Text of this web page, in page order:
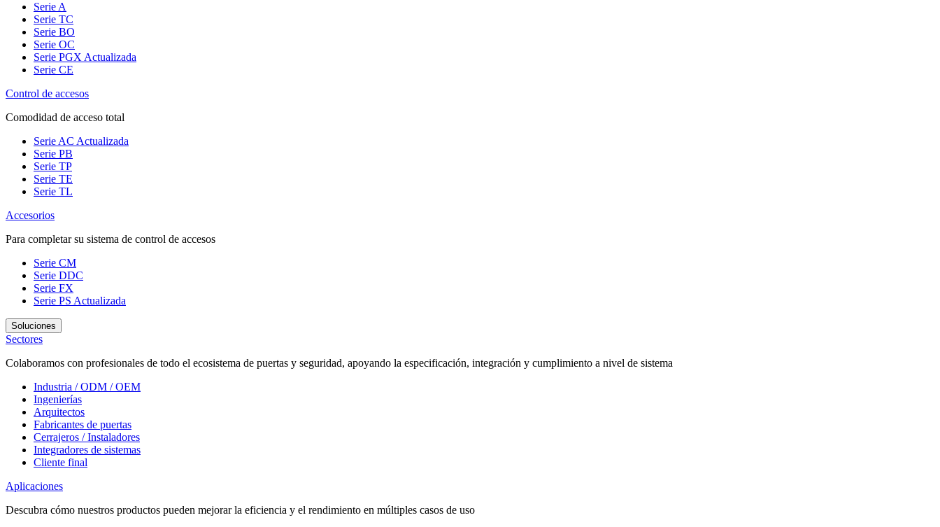
Serie A
Serie TC
Serie BO
Serie OC
Serie PGX Actualizada
Serie CE
Control de accesos
Comodidad de acceso total
Serie AC Actualizada
Serie PB
Serie TP
Serie TE
Serie TL
Accesorios
Para completar su sistema de control de accesos
Serie CM
Serie DDC
Serie FX
Serie PS Actualizada
Soluciones
Sectores
Colaboramos con profesionales de todo el ecosistema de puertas y seguridad, apoyando la especificación, integración y cumplimiento a nivel de sistema
Industria / ODM / OEM
Ingenierías
Arquitectos
Fabricantes de puertas
Cerrajeros / Instaladores
Integradores de sistemas
Cliente final
Aplicaciones
Descubra cómo nuestros productos pueden mejorar la eficiencia y el rendimiento en múltiples casos de uso